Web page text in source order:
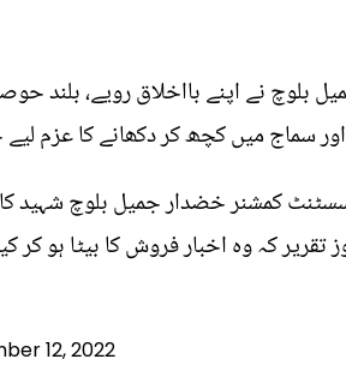
بلوچ نے اپنے بااخلاق رویے،
سماج میں کچھ کر دکھانے کا عزم
کمشنر خضدار جمیل بلوچ شہید
تقریر کہ وہ اخبار فروش کا بیٹا ہو کر
12, 2022